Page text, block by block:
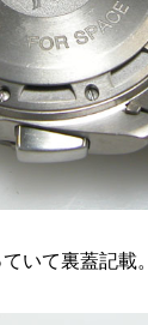
いて裏蓋記載。